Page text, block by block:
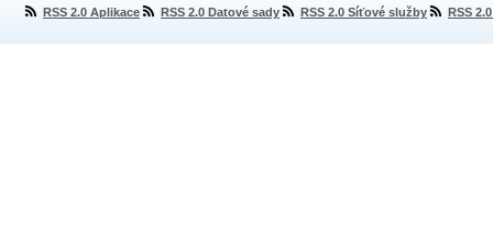
RSS 2.0 Aplikace
RSS 2.0 Datové sady RSS 2.0 Síťové služby RSS